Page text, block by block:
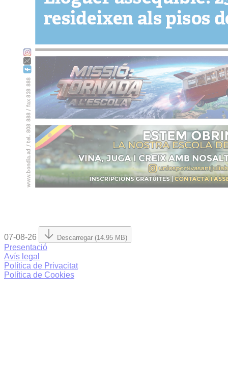
07-08-26 Descarregar (14.95 MB)
Presentació
Avís legal
Política de Privacitat
Política de Cookies